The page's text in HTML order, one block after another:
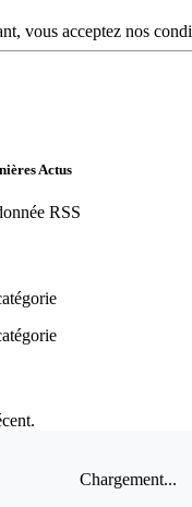
vous acceptez nos
Actus
RSS
Chargement...